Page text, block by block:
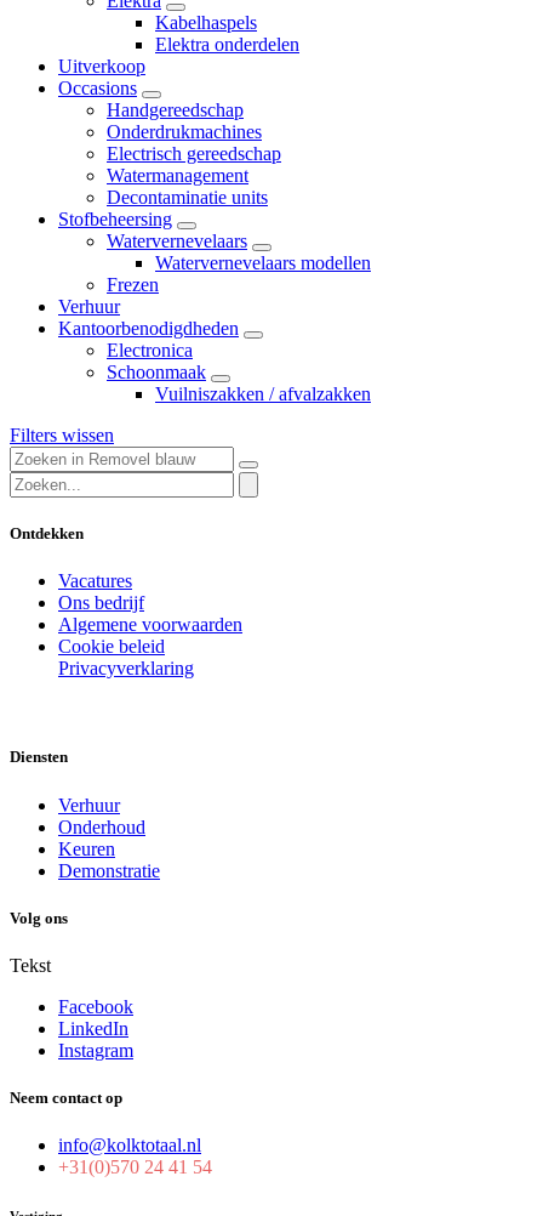
Kabelhaspels
Elektra onderdelen
Uitverkoop
Occasions
Handgereedschap
Onderdrukmachines
Electrisch gereedschap
Watermanagement
Decontaminatie units
Stofbeheersing
Watervernevelaars
Watervernevelaars modellen
Frezen
Verhuur
Kantoorbenodigdheden
Electronica
Schoonmaak
Vuilniszakken / afvalzakken
Filters wissen
Ontdekken
Vacatures
Ons bedrijf
Algemene voorwaarden
Cookie beleid
Privacyverklaring
Diensten
Verhuur
Onderhoud
Keuren
Demonstratie
Volg ons
Tekst
Facebook
LinkedIn
Instagram
Neem contact op
info@kolktotaal.nl
+31(0)570 24 41 54